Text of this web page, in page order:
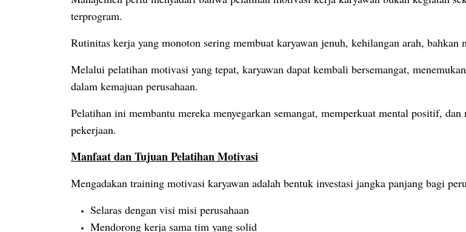
terprogram.
Rutinitas kerja yang monoton sering membuat karyawan jenuh, kehilangan arah, bahkan
Melalui pelatihan motivasi yang tepat, karyawan dapat kembali bersemangat,
dalam kemajuan perusahaan.
Pelatihan ini membantu mereka menyegarkan semangat, memperkuat mental positif,
pekerjaan.
Manfaat dan Tujuan Pelatihan Motivasi
Mengadakan training motivasi karyawan adalah bentuk investasi jangka panjang bagi
Selaras dengan visi misi perusahaan
Mendorong kerja sama tim yang solid